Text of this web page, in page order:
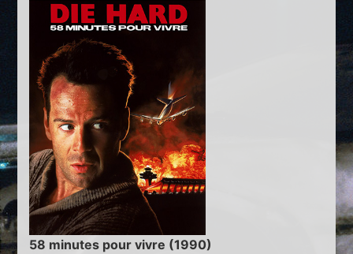
58 minutes pour vivre (1990)